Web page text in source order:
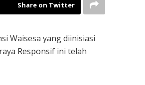
Share on Twitter
Waisesa yang diinisiasi
Responsif ini telah